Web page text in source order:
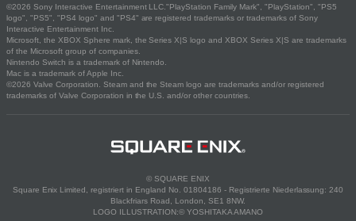
©2026 Sony Interactive Entertainment LLC."PlayStation Family Mark", "PlayStation", "PS5
logo", "PS5", "PS4 logo" and "PS4" are registered trademarks or trademarks of Sony
Interactive Entertainment Inc.
Microsoft, the XBOX Sphere mark, the Series X|S logo and XBOX Series X|S are trademarks
of the Microsoft group of companies.
Nintendo Switch is a trademark of Nintendo.
Mac is a trademark of Apple Inc.
©2026 Valve Corporation. Steam and the Steam logo are trademarks and/or registered
trademarks of Valve Corporation in the U.S. and/or other countries.
© SQUARE ENIX
Square Enix Limited, registriert in England No. 01804186 - Registrierte Niederlassung: 240
Blackfriars Road, London, SE1 8NW.
LOGO ILLUSTRATION:© YOSHITAKA AMANO